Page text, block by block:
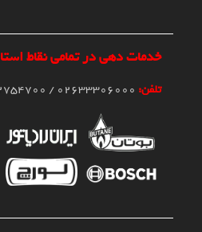
خدمات دهی در تمامی نقاط
تلفن: